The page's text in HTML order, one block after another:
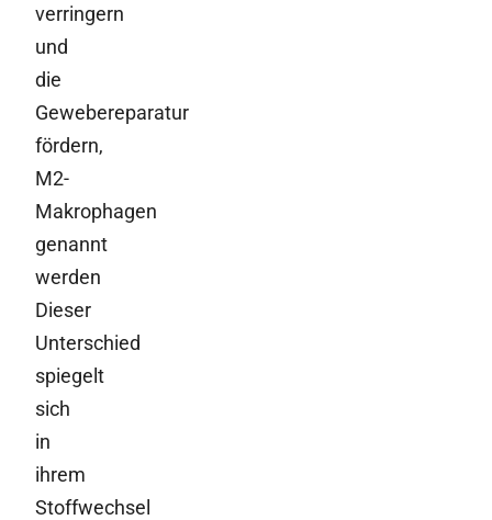
verringern
und
die
Gewebereparatur
fördern,
M2-
Makrophagen
genannt
werden
Dieser
Unterschied
spiegelt
sich
in
ihrem
Stoffwechsel